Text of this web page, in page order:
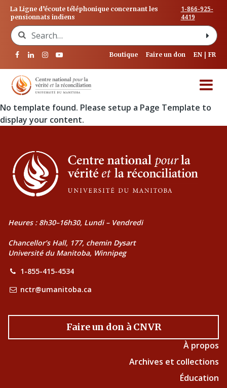
La Ligne d’écoute téléphonique concernant les
pensionnats indiens
1-866-925-
4419
Search for:
Boutique Faire un don EN FR
No template found. Please setup a Page Template to
display your content.
Heures : 8h30–16h30, Lundi – Vendredi
Chancellor’s Hall, 177, chemin Dysart
Université du Manitoba, Winnipeg
1-855-415-4534
nctr@umanitoba.ca
Faire un don à CNVR
À propos
Archives et collections
Éducation